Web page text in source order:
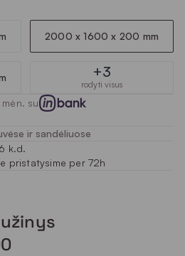
2000 x 1600 x 200 mm
+3
rodyti visus
su
ir sandėliuose
k.d.
pristatysime per 72h